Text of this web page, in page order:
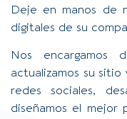
Deje en manos de
digitales de su
Nos encargamos
actualizamos su
redes sociales,
diseñamos el mejor